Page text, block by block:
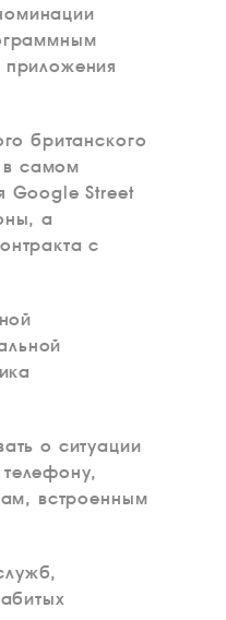
британского
в самом
Google Street
а
с
о ситуации
встроенным